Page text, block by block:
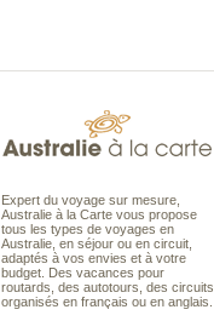
Expert du voyage sur mesure,
Australie à la Carte vous propose
tous les types de voyages en
Australie, en séjour ou en circuit,
adaptés à vos envies et à votre
budget. Des vacances pour
routards, des autotours, des circuits
organisés en français ou en anglais.